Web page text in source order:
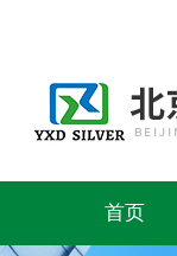
首页